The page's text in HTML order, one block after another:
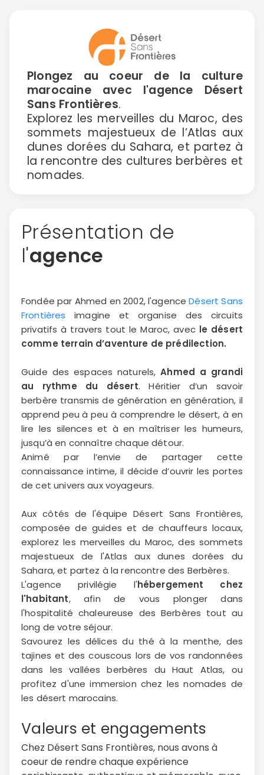
Plongez au coeur de la culture
marocaine avec l'agence Désert
Sans Frontières.
Explorez les merveilles du Maroc, des
sommets majestueux de l’Atlas aux
dunes dorées du Sahara, et partez à
la rencontre des cultures berbères et
nomades.
Présentation de
l'agence
Fondée par Ahmed en 2002, l'agenceDésert Sans
Frontières imagine et organise des circuits
privatifs à travers tout le Maroc, avec le désert
comme terrain d’aventure de prédilection.
Guide des espaces naturels,Ahmed a grandi
au rythme du désert. Héritier d’un savoir
berbère transmis de génération en génération, il
apprend peu à peu à comprendre le désert, à en
lire les silences et à en maîtriser les humeurs,
jusqu’à en connaître chaque détour.
Animé par l’envie de partager cette
connaissance intime, il décide d’ouvrir les portes
de cet univers aux voyageurs.
Aux côtés de l'équipe Désert Sans Frontières,
composée de guides et de chauffeurs locaux,
explorez les merveilles du Maroc, des sommets
majestueux de l'Atlas aux dunes dorées du
Sahara, et partez à la rencontre des Berbères.
L'agence privilégie l'hébergement chez
l'habitant, afin de vous plonger dans
l'hospitalité chaleureuse des Berbères tout au
long de votre séjour.
Savourez les délices du thé à la menthe, des
tajines et des couscous lors de vos randonnées
dans les vallées berbères du Haut Atlas, ou
profitez d'une immersion chez les nomades de
les désert marocains.
Valeurs et engagements
Chez Désert Sans Frontières, nous avons à
coeur de rendre chaque expérience